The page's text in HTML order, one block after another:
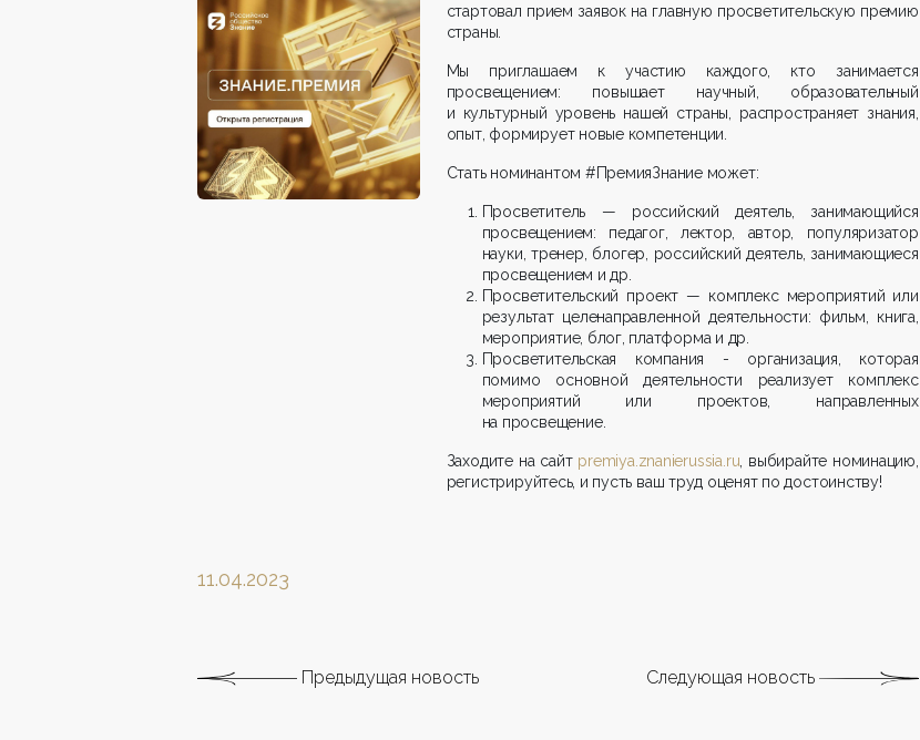
стартовал прием заявок на главную просветительскую премию
страны.
Мы приглашаем к участию каждого, кто занимается
просвещением: повышает научный, образовательный
и культурный уровень нашей страны, распространяет знания,
опыт, формирует новые компетенции.
Стать номинантом #ПремияЗнание может:
Просветитель — российский деятель, занимающийся
просвещением: педагог, лектор, автор, популяризатор
науки, тренер, блогер, российский деятель, занимающиеся
просвещением и др.
Просветительский проект — комплекс мероприятий или
результат целенаправленной деятельности: фильм, книга,
мероприятие, блог, платформа и др.
Просветительская компания - организация, которая
помимо основной деятельности реализует комплекс
мероприятий или проектов, направленных
на просвещение.
Заходите на сайт premiya.znanierussia.ru , выбирайте номинацию,
регистрируйтесь, и пусть ваш труд оценят по достоинству!
11.04.2023
Предыдущая новость Следующая новость